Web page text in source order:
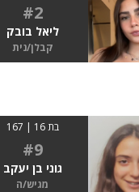
#2
ליאל בובק
קבלן/נית
בת 16 | 167
#9
גוני בן יעקב
מגיש/ה